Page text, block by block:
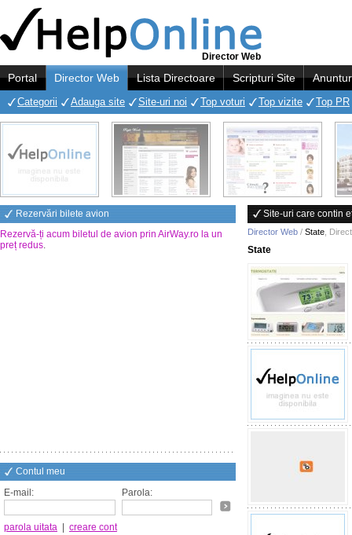
Director Web
Portal Director Web Lista Directoare Scripturi Site
Categorii Adauga site Site-uri noi Top voturi Top vizite Top PR
Rezervări bilete avion
Rezervă-ți acum biletul de avion prin AirWay.ro la un
preț redus.
Contul meu
E-mail:
Parola:
parola uitata creare cont
Site-uri care contin
Director Web / State
State